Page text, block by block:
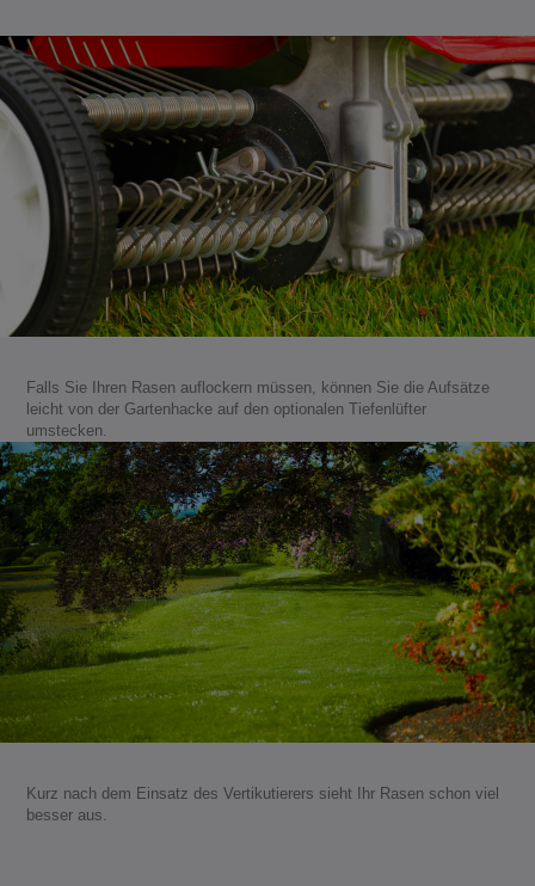
Falls Sie Ihren Rasen auflockern müssen, können Sie die Aufsätze
leicht von der Gartenhacke auf den optionalen Tiefenlüfter
umstecken.
Kurz nach dem Einsatz des Vertikutierers sieht Ihr Rasen schon viel
besser aus.